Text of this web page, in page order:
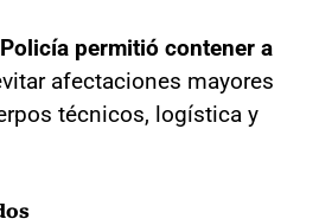
permitió contener a
afectaciones mayores
técnicos, logística y